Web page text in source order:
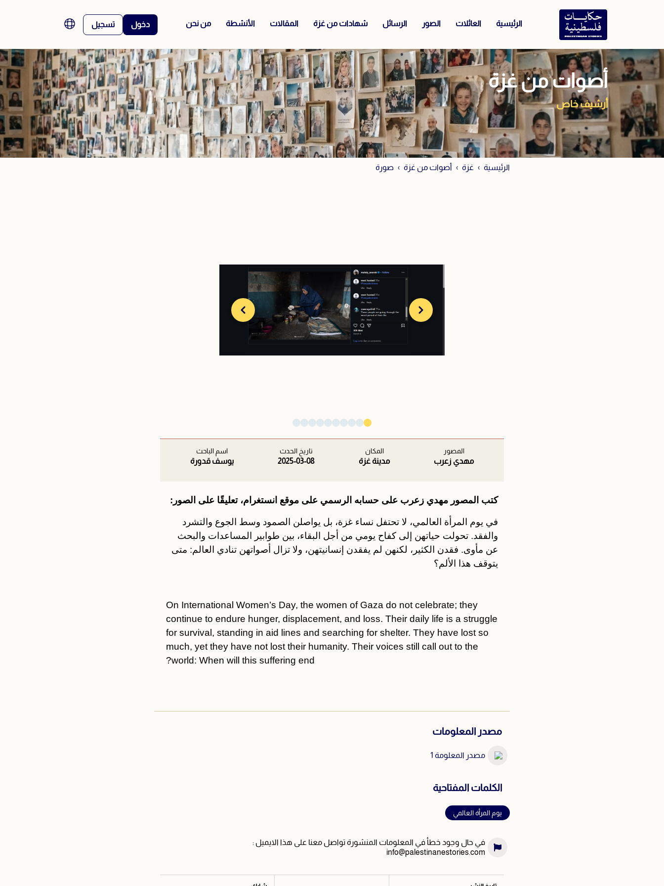
الرئيسية العائلات الصور الرسائل شهادات من غزة المقالات الأنشطة من نحن دخول تسجيل
أصوات من غزة
أرشيف خاص
الرئيسية غزة أصوات من غزة صورة
المصور
مهدي زعرب
المكان
مدينة غزة
تاريخ الحدث
2025-03-08
اسم الباحث
يوسف قدورة
كتب المصور مهدي زعرب على حسابه الرسمي على موقع انستغرام، تعليقًا على الصور:
في يوم المرأة العالمي، لا تحتفل نساء غزة، بل يواصلن الصمود وسط الجوع والتشرد
والفقد. تحولت حياتهن إلى كفاح يومي من أجل البقاء، بين طوابير المساعدات والبحث
عن مأوى. فقدن الكثير، لكنهن لم يفقدن إنسانيتهن، ولا تزال أصواتهن تنادي العالم: متى
يتوقف هذا الألم؟
On International Women’s Day, the women of Gaza do not celebrate; they
continue to endure hunger, displacement, and loss. Their daily life is a struggle
for survival, standing in aid lines and searching for shelter. They have lost so
much, yet they have not lost their humanity. Their voices still call out to the
world: When will this suffering end?
مصدر المعلومات
مصدر المعلومة 1
الكلمات المفتاحية
يوم المرأة العالمي
في حال وجود خطأ في المعلومات المنشورة تواصل معنا على هذا الايميل :
info@palestinanestories.com